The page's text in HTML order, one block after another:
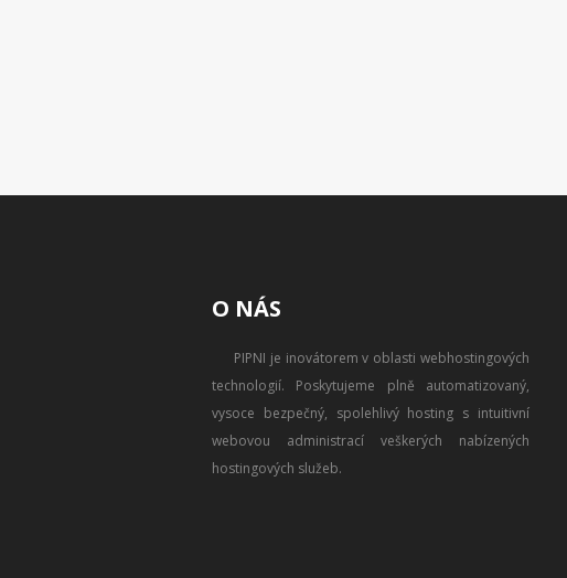
O NÁS
PIPNI je inovátorem v oblasti webhostingových
technologií. Poskytujeme plně automatizovaný,
vysoce bezpečný, spolehlivý hosting s intuitivní
webovou administrací veškerých nabízených
hostingových služeb.